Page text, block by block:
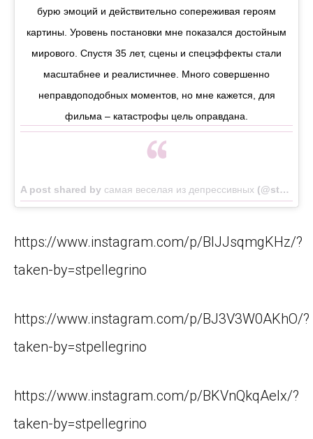
бурю эмоций и действительно сопереживая героям
картины. Уровень постановки мне показался достойным
мирового. Спустя 35 лет, сцены и спецэффекты стали
масштабнее и реалистичнее. Много совершенно
неправдоподобных моментов, но мне кажется, для
фильма – катастрофы цель оправдана.
A post shared by самая веселая из депрессивных (@stpellegrino) on
https://www.instagram.com/p/BIJJsqmgKHz/?
taken-by=stpellegrino
https://www.instagram.com/p/BJ3V3W0AKhO/?
taken-by=stpellegrino
https://www.instagram.com/p/BKVnQkqAelx/?
taken-by=stpellegrino